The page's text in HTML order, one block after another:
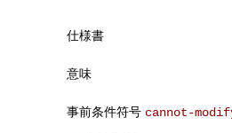
仕様書
意味
事前条件符号 cannot-